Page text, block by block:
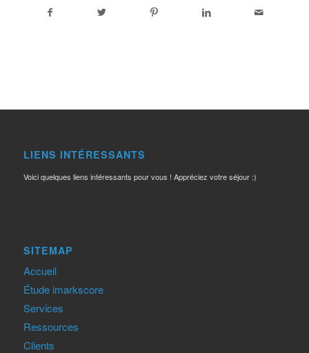
LIENS INTÉRESSANTS
Voici quelques liens intéressants pour vous ! Appréciez votre séjour :)
SITEMAP
Accueil
Étude imarkscore
Services
Ressources
Clients